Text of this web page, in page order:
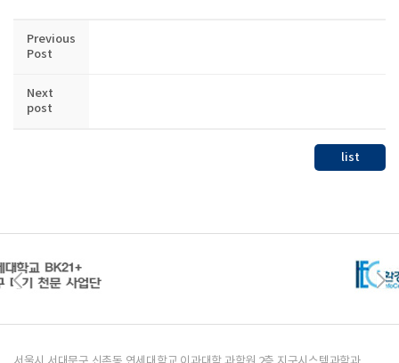
Previous
Post
Next
post
list